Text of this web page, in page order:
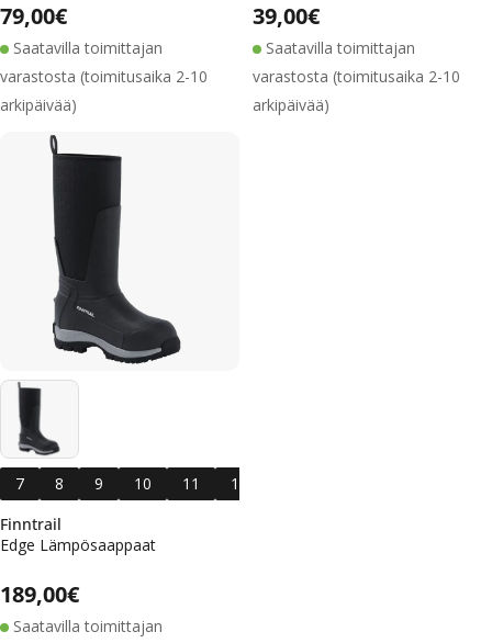
Normaalihinta
79,00€
Saatavilla toimittajan
varastosta (toimitusaika 2-10
arkipäivää)
Normaalihinta
39,00€
Saatavilla toimittajan
varastosta (toimitusaika 2-10
arkipäivää)
7 8 9 10 11 12
Finntrail
Edge Lämpösaappaat
Normaalihinta
189,00€
Saatavilla toimittajan